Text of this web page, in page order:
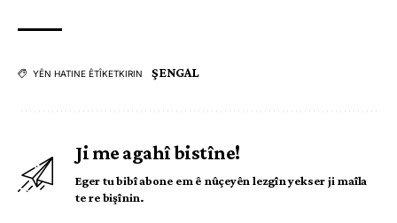
YÊN HATINE ÊTÎKETKIRIN ŞENGAL
Ji me agahî bistîne!
Eger tu bibî abone em ê nûçeyên lezgîn yekser ji maîla
te re bişînin.